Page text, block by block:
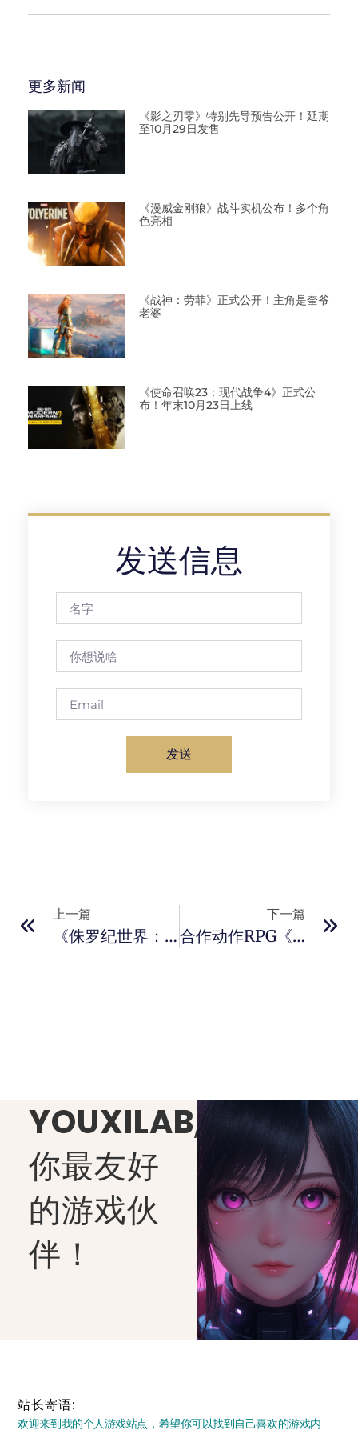
更多新闻
《影之刃零》特别先导预告公开！延期
至10月29日发售
《漫威金刚狼》战斗实机公布！多个角
色亮相
《战神：劳菲》正式公开！主角是奎爷
老婆
《使命召唤23：现代战争4》正式公
布！年末10月23日上线
发送信息
发送
上一篇
《侏罗纪世界：进化3》正式公布 定档10月21日发售
下一篇
合作动作RPG《武当：欺诈者的崛起》正式公布 ！
YOUXILAB,
你最友好
的游戏伙
伴！
站长寄语:
欢迎来到我的个人游戏站点，希望你可以找到自己喜欢的游戏内